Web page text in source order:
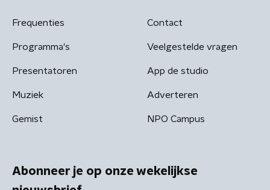
Frequenties
Programma's
Presentatoren
Muziek
Gemist
Contact
Veelgestelde vragen
App de studio
Adverteren
NPO Campus
Abonneer je op onze wekelijkse